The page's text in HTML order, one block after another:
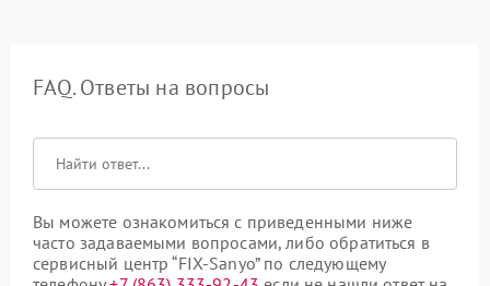
FAQ. Ответы на вопросы
Вы можете ознакомиться с приведенными ниже
часто задаваемыми вопросами, либо обратиться в
сервисный центр “FIX-Sanyo” по следующему